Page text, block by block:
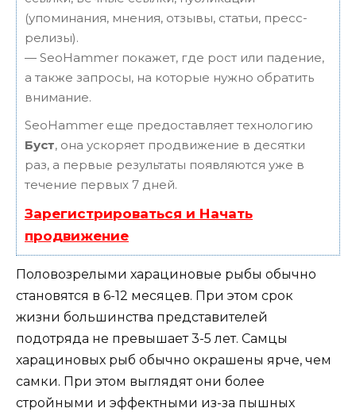
(упоминания, мнения, отзывы, статьи, пресс-
релизы).
— SeoHammer покажет, где рост или падение,
а также запросы, на которые нужно обратить
внимание.
SeoHammer еще предоставляет технологию
Буст, она ускоряет продвижение в десятки
раз, а первые результаты появляются уже в
течение первых 7 дней.
Зарегистрироваться и Начать
продвижение
Половозрелыми харациновые рыбы обычно
становятся в 6-12 месяцев. При этом срок
жизни большинства представителей
подотряда не превышает 3-5 лет. Самцы
харациновых рыб обычно окрашены ярче, чем
самки. При этом выглядят они более
стройными и эффектными из-за пышных